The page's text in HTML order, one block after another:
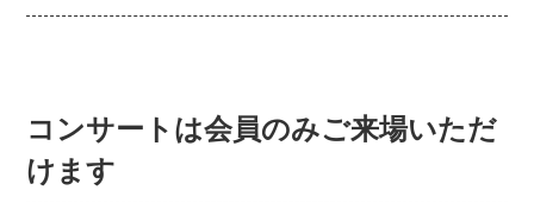
コンサートは会員のみご来場いただ
けます